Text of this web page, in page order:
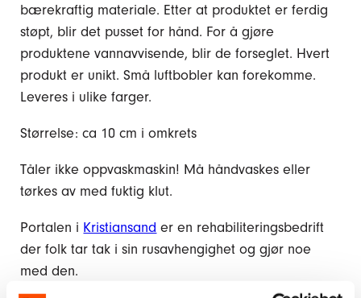
bærekraftig materiale. Etter at produktet er ferdig
støpt, blir det pusset for hånd. For å gjøre
produktene vannavvisende, blir de forseglet. Hvert
produkt er unikt. Små luftbobler kan forekomme.
Leveres i ulike farger.
Størrelse: ca 10 cm i omkrets
Tåler ikke oppvaskmaskin! Må håndvaskes eller
tørkes av med fuktig klut.
Portalen i Kristiansand er en rehabiliteringsbedrift
der folk tar tak i sin rusavhengighet og gjør noe
med den.